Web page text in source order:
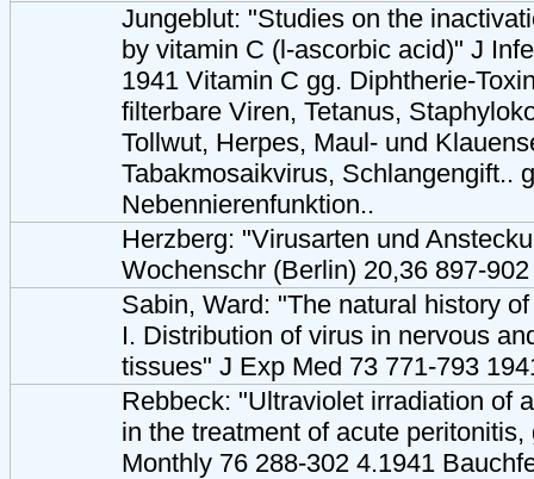
Jungeblut: "Studies on the
by vitamin C (l-ascorbic acid)" J
1941 Vitamin C gg. Diphtherie-
filterbare Viren, Tetanus,
Tollwut, Herpes, Maul- und
Tabakmosaikvirus, Schlangengift..
Nebennierenfunktion..
Herzberg: "Virusarten und
Wochenschr (Berlin) 20,36 897-
Sabin, Ward: "The natural history
I. Distribution of virus in nervous
tissues" J Exp Med 73 771-793
Rebbeck: "Ultraviolet irradiation of
in the treatment of acute
Monthly 76 288-302 4.1941